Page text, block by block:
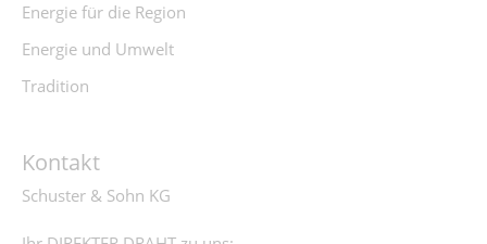
Energie für die Region
Energie und Umwelt
Tradition
Kontakt
Schuster & Sohn KG